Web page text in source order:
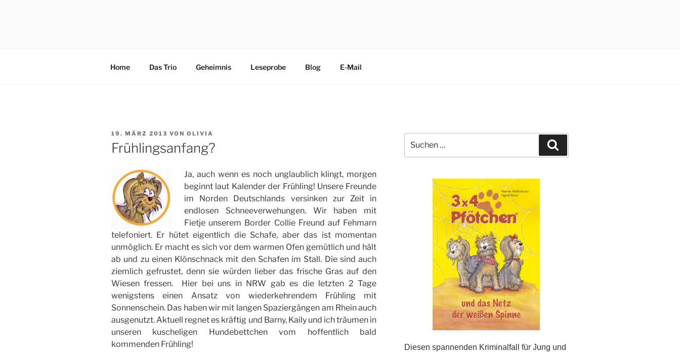
Home Das Trio Geheimnis Leseprobe Blog E-Mail
VERÖFFENTLICHT
AM
19. MÄRZ 2013 VON OLIVIA
Frühlingsanfang?
Ja, auch wenn es noch unglaublich klingt, morgen
beginnt laut Kalender der Frühling! Unsere Freunde
im Norden Deutschlands versinken zur Zeit in
endlosen Schneeverwehungen. Wir haben mit
Fietje unserem Border Collie Freund auf Fehmarn
telefoniert. Er hütet eigentlich die Schafe, aber das ist momentan
unmöglich. Er macht es sich vor dem warmen Ofen gemütlich und hält
ab und zu einen Klönschnack mit den Schafen im Stall. Die sind auch
ziemlich gefrustet, denn sie würden lieber das frische Gras auf den
Wiesen fressen. Hier bei uns in NRW gab es die letzten 2 Tage
wenigstens einen Ansatz von wiederkehrendem Frühling mit
Sonnenschein. Das haben wir mit langen Spaziergängen am Rhein auch
ausgenutzt. Aktuell regnet es kräftig und Barny, Kaily und ich träumen in
unseren kuscheligen Hundebettchen vom hoffentlich bald
kommenden Frühling!
nach:
Diesen spannenden Kriminalfall für Jung und